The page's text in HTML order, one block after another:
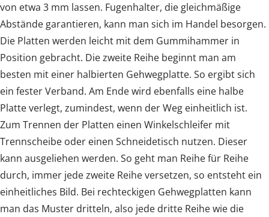
von etwa 3 mm lassen. Fugenhalter, die gleichmäßige
Abstände garantieren, kann man sich im Handel besorgen.
Die Platten werden leicht mit dem Gummihammer in
Position gebracht. Die zweite Reihe beginnt man am
besten mit einer halbierten Gehwegplatte. So ergibt sich
ein fester Verband. Am Ende wird ebenfalls eine halbe
Platte verlegt, zumindest, wenn der Weg einheitlich ist.
Zum Trennen der Platten einen Winkelschleifer mit
Trennscheibe oder einen Schneidetisch nutzen. Dieser
kann ausgeliehen werden. So geht man Reihe für Reihe
durch, immer jede zweite Reihe versetzen, so entsteht ein
einheitliches Bild. Bei rechteckigen Gehwegplatten kann
man das Muster dritteln, also jede dritte Reihe wie die